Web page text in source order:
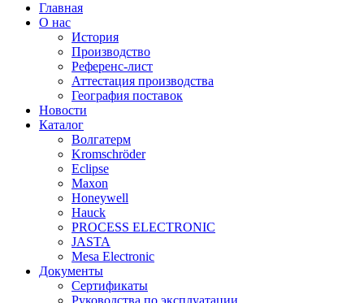
Главная
О нас
История
Производство
Референс-лист
Аттестация производства
География поставок
Новости
Каталог
Волгатерм
Kromschröder
Eclipse
Maxon
Honeywell
Hauck
PROCESS ELECTRONIC
JASTA
Mesa Electronic
Документы
Сертификаты
Руководства по эксплуатации